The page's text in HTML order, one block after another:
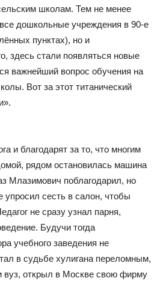
школам. Тем не менее
дошкольные учреждения в 90-е
пунктах), но и
здесь стали появляться новые
важнейший вопрос обучения на
Вот за этот титанический
и благодарят за то, что многим
рядом остановилась машина
Млазимович поблагодарил, но
упросил сесть в салон, чтобы
не сразу узнал парня,
Будучи тогда
учебного заведения не
в судьбе хулигана переломным,
вуз, открыл в Москве свою фирму